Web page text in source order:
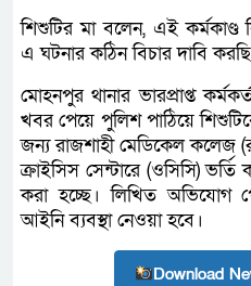
শিশুটির মা বলেন, এই কর্মকাণ্ড
এ ঘটনার কঠিন বিচার দাবি
মোহনপুর থানার ভারপ্রাপ্ত
খবর পেয়ে পুলিশ পাঠিয়ে
জন্য রাজশাহী মেডিকেল কলেজ
ক্রাইসিস সেন্টারে (ওসিসি)
করা হচ্ছে। লিখিত অভিযোগ
আইনি ব্যবস্থা নেওয়া হবে।
Download